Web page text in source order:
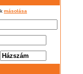
másolása